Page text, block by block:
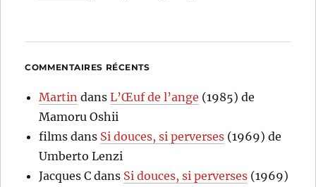
COMMENTAIRES RÉCENTS
Martin dansL’Œuf de l’ange (1985) de
Mamoru Oshii
films dans Si douces, si perverses (1969) de
Umberto Lenzi
Jacques C dans Si douces, si perverses (1969)